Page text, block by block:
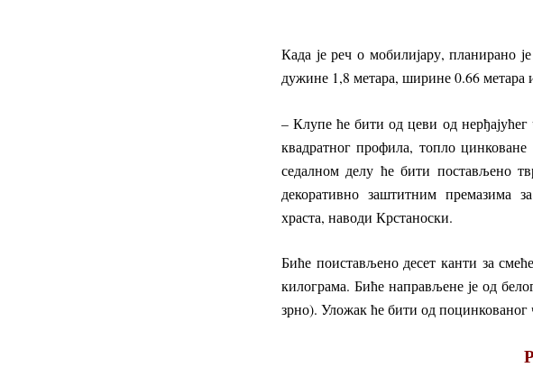
Када је реч о мобилијару, планирано
дужине 1,8 метара, ширине 0.66 метара
– Клупе ће бити од цеви од
квадратног профила, топло
седалном делу ће бити постављено
декоративно заштитним премазима
храста, наводи Крстаноски.
Биће поистављено десет канти за
килограма. Биће направљене је од
зрно). Уложак ће бити од поцинкованог